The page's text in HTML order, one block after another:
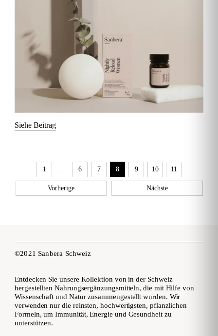
Siehe Beitrag
Vorherige
1 ... 6 7 8 9 10 11
Nächste
©2021 Sanbera Schweiz
Entdecken Sie unsere Kollektion von in der Schweiz
hergestellten Nahrungsergänzungsmitteln, die mit Hilfe von
Wissenschaft und Natur zusammengestellt wurden. Wir
verwenden nur die reinsten, hochwertigsten, pflanzlichen
Formeln, um Immunität, Energie und Gesundheit zu
unterstützen.